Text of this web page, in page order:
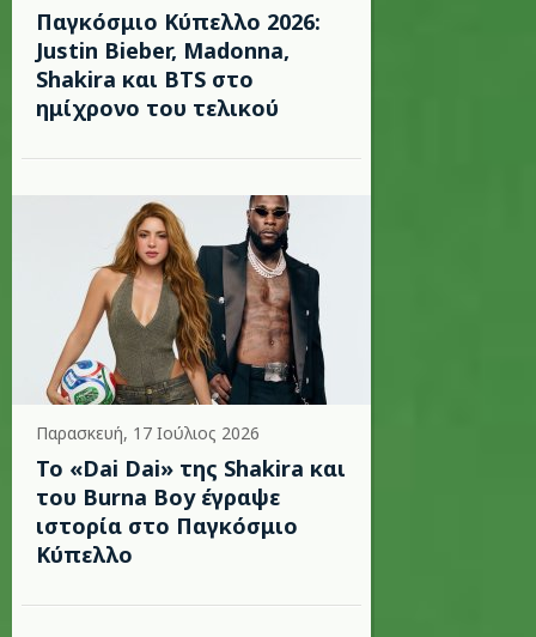
Παγκόσμιο Κύπελλο 2026:
Justin Bieber, Madonna,
Shakira και BTS στο
ημίχρονο του τελικού
Παρασκευή, 17 Ιούλιος 2026
To «Dai Dai» της Shakira και
του Burna Boy έγραψε
ιστορία στο Παγκόσμιο
Κύπελλο